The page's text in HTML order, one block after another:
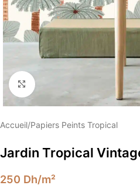
Élargir
Accueil/Papiers Peints Tropical
Jardin Tropical
250 Dh/m²